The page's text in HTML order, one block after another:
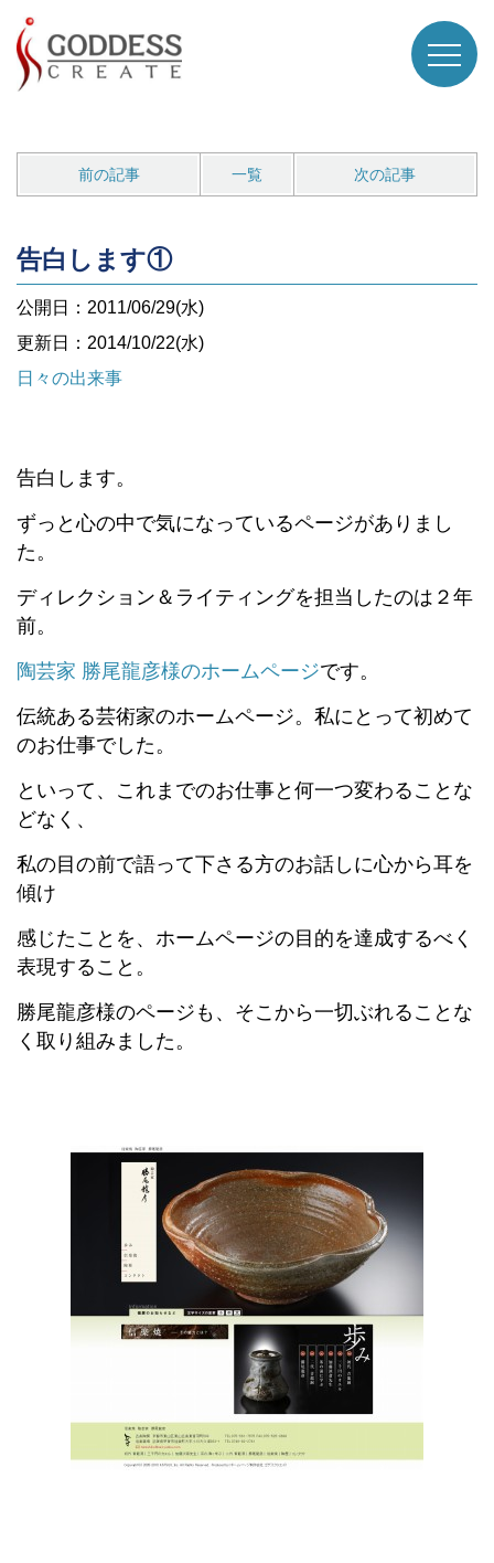
前の記事 一覧 次の記事
告白します①
公開日：2011/06/29(水)
更新日：2014/10/22(水)
日々の出来事
告白します。
ずっと心の中で気になっているページがありまし
た。
ディレクション＆ライティングを担当したのは２年
前。
陶芸家 勝尾龍彦様のホームページです。
伝統ある芸術家のホームページ。私にとって初めて
のお仕事でした。
といって、これまでのお仕事と何一つ変わることな
どなく、
私の目の前で語って下さる方のお話しに心から耳を
傾け
感じたことを、ホームページの目的を達成するべく
表現すること。
勝尾龍彦様のページも、そこから一切ぶれることな
く取り組みました。